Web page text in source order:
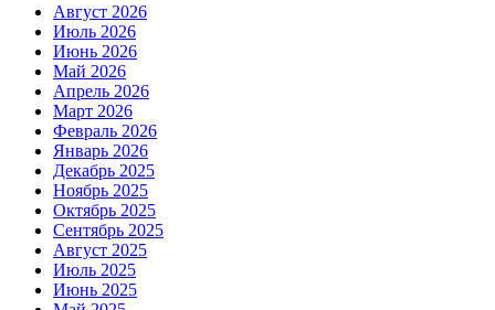
Август 2026
Июль 2026
Июнь 2026
Май 2026
Апрель 2026
Март 2026
Февраль 2026
Январь 2026
Декабрь 2025
Ноябрь 2025
Октябрь 2025
Сентябрь 2025
Август 2025
Июль 2025
Июнь 2025